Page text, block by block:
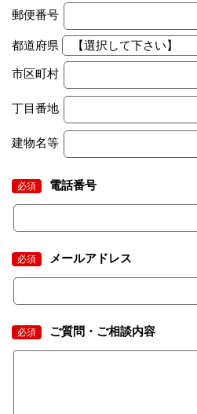
郵便番号
都道府県
市区町村
丁目番地
建物名等
必須 電話番号
必須 メールアドレス
必須 ご質問・ご相談内容